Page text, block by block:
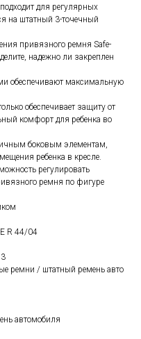
для регулярных
на штатный 3-точечный
привязного ремня Safe-
надежно ли закреплен
обеспечивают максимальную
обеспечивает защиту от
комфорт для ребенка во
боковым элементам,
ребенка в кресле.
регулировать
ремня по фигуре
R 44/04
ремни / штатный ремень авто
автомобиля